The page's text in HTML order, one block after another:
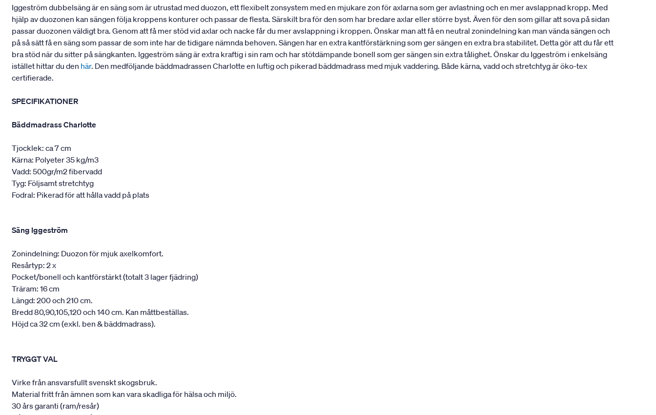
Iggeström dubbelsäng är en säng som är utrustad med duozon, ett flexibelt zonsystem med en mjukare zon för axlarna som ger avlastning och en mer avslappnad kropp. Med
hjälp av duozonen kan sängen följa kroppens konturer och passar de flesta. Särskilt bra för den som har bredare axlar eller större byst. Även för den som gillar att sova på sidan
passar duozonen väldigt bra. Genom att få mer stöd vid axlar och nacke får du mer avslappning i kroppen. Önskar man att få en neutral zonindelning kan man vända sängen och
på så sätt få en säng som passar de som inte har de tidigare nämnda behoven. Sängen har en extra kantförstärkning som ger sängen en extra bra stabilitet. Detta gör att du får ett
bra stöd när du sitter på sängkanten. Iggeström säng är extra kraftig i sin ram och har stötdämpande bonell som ger sängen sin extra tålighet. Önskar du Iggeström i enkelsäng
istället hittar du den här. Den medföljande bäddmadrassen Charlotte en luftig och pikerad bäddmadrass med mjuk vaddering. Både kärna, vadd och stretchtyg är öko-tex
certifierade.
SPECIFIKATIONER
Bäddmadrass Charlotte
Tjocklek: ca 7 cm
Kärna: Polyeter 35 kg/m3
Vadd: 500gr/m2 fibervadd
Tyg: Följsamt stretchtyg
Fodral: Pikerad för att hålla vadd på plats
Säng Iggeström
Zonindelning: Duozon för mjuk axelkomfort.
Resårtyp: 2 x
Pocket/bonell och kantförstärkt (totalt 3 lager fjädring)
Träram: 16 cm
Längd: 200 och 210 cm.
Bredd 80,90,105,120 och 140 cm. Kan måttbeställas.
Höjd ca 32 cm (exkl. ben & bäddmadrass).
TRYGGT VAL
Virke från ansvarsfullt svenskt skogsbruk.
Material fritt från ämnen som kan vara skadliga för hälsa och miljö.
30 års garanti (ram/resår)